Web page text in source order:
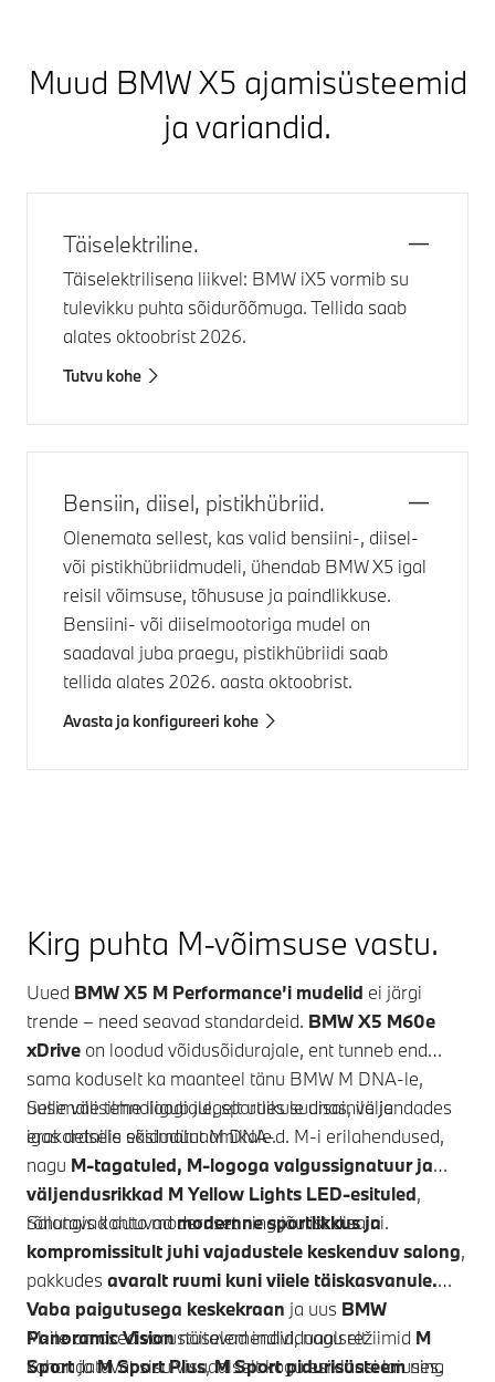
Muud BMW X5 ajamisüsteemid
ja variandid.
Täiselektriline.
Täiselektrilisena liikvel: BMW iX5vormib su
tulevikku puhta sõidurõõmuga. Tellida saab
alates oktoobrist 2026.
Tutvu kohe
Bensiin, diisel, pistikhübriid.
Olenemata sellest, kas valid bensiini-, diisel-
või pistikhübriidmudeli, ühendab BMW X5 igal
reisil võimsuse, tõhususe ja paindlikkuse.
Bensiini- või diiselmootoriga mudel on
saadaval juba praegu, pistikhübriidi saab
tellida alates 2026. aasta oktoobrist.
Avasta ja konfigureeri kohe
Kirg puhta M-võimsuse vastu.
Uued BMW X5 M Performance’i mudelid ei järgi
trende – need seavad standardeid. BMW X5 M60e
xDrive on loodud võidusõidurajale, ent tunneb end
sama koduselt ka maanteel tänu BMW M DNA-le,
uusimale tehnoloogiale, sportlikule disainile ja
erakordsele sõidudünaamikale.
Selle välisilme liigub julgelt uues suunas, väljendades
igas detailis eksimatut M DNA-d. M-i erilahendused,
nagu M-tagatuled, M-logoga valgussignatuur ja
väljendusrikkad M Yellow Lights LED-esituled,
rõhutavad auto modernset ning jõulist disaini.
Salongis kohtuvadmodernne sportlikkus ja
kompromissitult juhi vajadustele keskenduv salong,
pakkudesavaralt ruumi kuni viiele täiskasvanule.
Vaba paigutusega keskekraan ja uus BMW
Panoramic Visionnäitavad individuaalselt
kohandatavat sisu visuaalselt kogu esiklaasi laiuses.
M-ile omased varustuselemendid, nagu režiimid M
SportjaM Sport Plus,M Sport pidurisüsteemning